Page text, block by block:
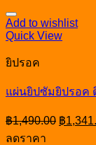
Add to wishlist
Quick View
ยิปรอค
แผ่นยิปซัมยิปรอค
฿1,490.00
price
฿
ลดราคา